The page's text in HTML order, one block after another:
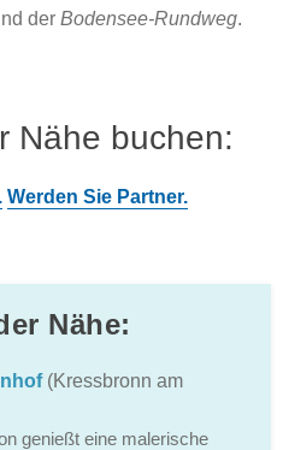
der Bodensee-Rundweg.
Nähe buchen:
Werden Sie Partner.
Nähe:
(Kressbronn am
genießt eine malerische